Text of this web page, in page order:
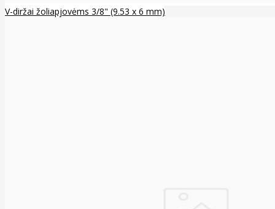
V-diržai žoliapjovėms 3/8" (9.53 x 6 mm)